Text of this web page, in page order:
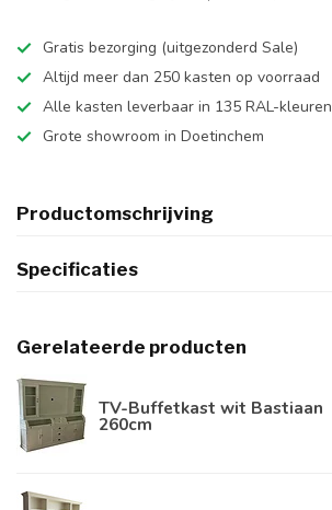
Gratis bezorging (uitgezonderd Sale)
Altijd meer dan 250 kasten op voorraad
Alle kasten leverbaar in 135 RAL-kleuren
Grote showroom in Doetinchem
Productomschrijving
Specificaties
Gerelateerde producten
TV-Buffetkast wit Bastiaan
260cm